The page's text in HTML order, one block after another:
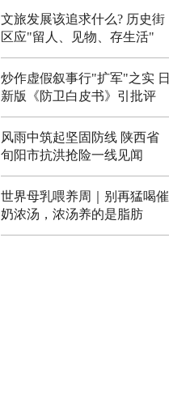
文旅发展该追求什么? 历史街
区应"留人、见物、存生活"
炒作虚假叙事行"扩军"之实 日
新版《防卫白皮书》引批评
风雨中筑起坚固防线 陕西省
旬阳市抗洪抢险一线见闻
世界母乳喂养周｜别再猛喝催
奶浓汤，浓汤养的是脂肪